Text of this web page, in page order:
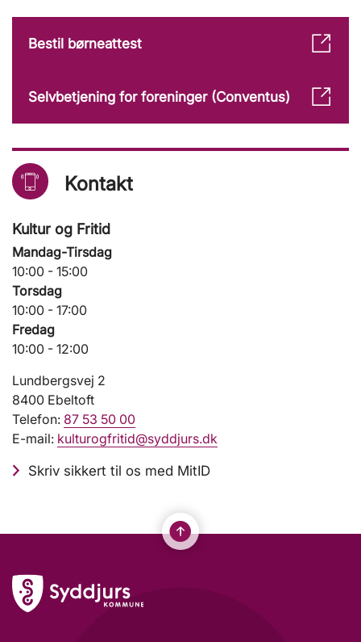
Bestil børneattest
Selvbetjening for foreninger (Conventus)
Kontakt
Kultur og Fritid
Mandag-Tirsdag
10:00 - 15:00
Torsdag
10:00 - 17:00
Fredag
10:00 - 12:00
Lundbergsvej 2
8400 Ebeltoft
Telefon: 87 53 50 00
E-mail: kulturogfritid@syddjurs.dk
Skriv sikkert til os med MitID